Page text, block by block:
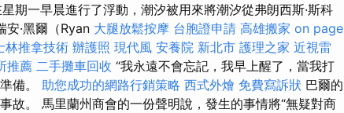
期一早晨進行了浮動，潮汐被用來將潮汐從弗朗西斯·斯科
安·黑爾（Ryan 大腿放鬆按摩 台胞證申請 高雄搬家 on page
林推拿技術 辦護照 現代風 安養院 新北市 護理之家 近視雷
推薦 二手攤車回收 “我永遠不會忘記，我早上醒了，當我打
備。 助您成功的網路行銷策略 西式外燴 免費寫訴狀 巴爾的
故。 馬里蘭州商會的一份聲明說，發生的事情將“無疑對商